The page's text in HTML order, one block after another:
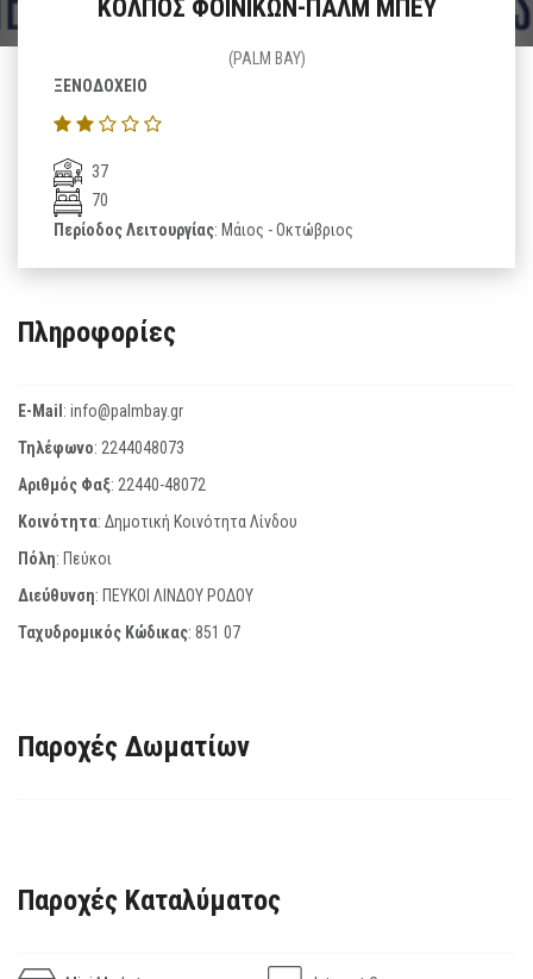
ΚΟΛΠΟΣ ΦΟΙΝΙΚΩΝ-ΠΑΛΜ ΜΠΕΥ
(PALM BAY)
ΞΕΝΟΔΟΧΕΙΟ
37
70
Περίοδος Λειτουργίας: Μάιος - Οκτώβριος
Πληροφορίες
E-Mail: info@palmbay.gr
Τηλέφωνο: 2244048073
Αριθμός Φαξ: 22440-48072
Κοινότητα: Δημοτική Κοινότητα Λίνδου
Πόλη: Πεύκοι
Διεύθυνση: ΠΕΥΚΟΙ ΛΙΝΔΟΥ ΡΟΔΟΥ
Ταχυδρομικός Κώδικας: 851 07
Παροχές Δωματίων
Παροχές Καταλύματος